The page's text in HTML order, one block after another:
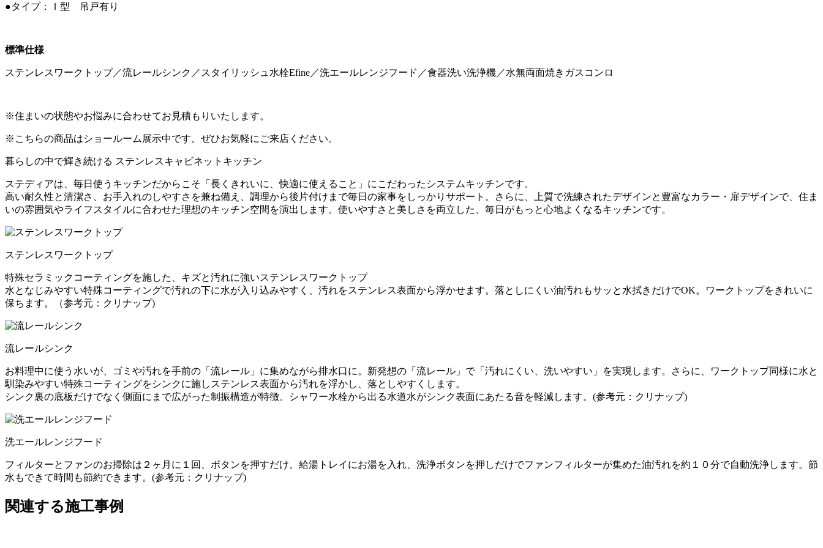
●タイプ：Ｉ型 吊戸有り
標準仕様
ステンレスワークトップ／流レールシンク／スタイリッシュ水栓Efine／洗エールレンジフード／食器洗い洗浄機／水無両面焼きガスコンロ
※住まいの状態やお悩みに合わせてお見積もりいたします。
※こちらの商品はショールーム展示中です。ぜひお気軽にご来店ください。
暮らしの中で輝き続ける ステンレスキャビネットキッチン
ステディアは、毎日使うキッチンだからこそ「長くきれいに、快適に使えること」にこだわったシステムキッチンです。
高い耐久性と清潔さ、お手入れのしやすさを兼ね備え、調理から後片付けまで毎日の家事をしっかりサポート。さらに、上質で洗練されたデザインと豊富なカラー・扉デザインで、住ま
いの雰囲気やライフスタイルに合わせた理想のキッチン空間を演出します。使いやすさと美しさを両立した、毎日がもっと心地よくなるキッチンです。
ステンレスワークトップ
特殊セラミックコーティングを施した、キズと汚れに強いステンレスワークトップ
水となじみやすい特殊コーティングで汚れの下に水が入り込みやすく、汚れをステンレス表面から浮かせます。落としにくい油汚れもサッと水拭きだけでOK。ワークトップをきれいに
保ちます。（参考元：クリナップ)
流レールシンク
お料理中に使う水いが、ゴミや汚れを手前の「流レール」に集めながら排水口に。新発想の「流レール」で「汚れにくい、洗いやすい」を実現します。さらに、ワークトップ同様に水と
馴染みやすい特殊コーティングをシンクに施しステンレス表面から汚れを浮かし、落としやすくします。
シンク裏の底板だけでなく側面にまで広がった制振構造が特徴。シャワー水栓から出る水道水がシンク表面にあたる音を軽減します。(参考元：クリナップ)
洗エールレンジフード
フィルターとファンのお掃除は２ヶ月に１回、ボタンを押すだけ。給湯トレイにお湯を入れ、洗浄ボタンを押しだけでファンフィルターが集めた油汚れを約１０分で自動洗浄します。節
水もできて時間も節約できます。(参考元：クリナップ)
関連する施工事例